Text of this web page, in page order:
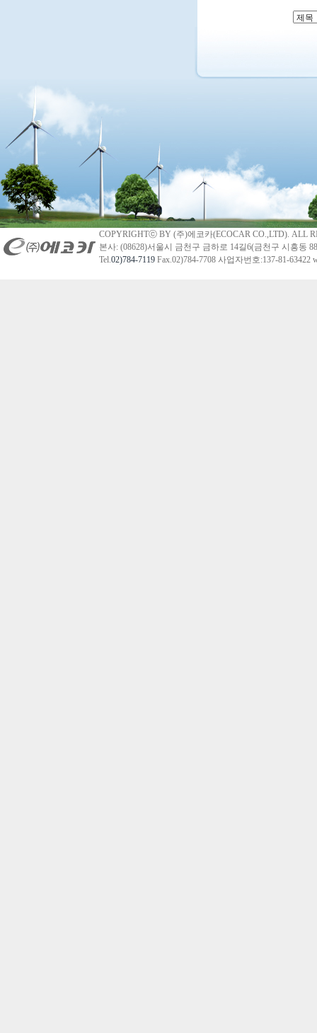
COPYRIGHTⓒ BY (주)에코카(ECOCAR CO.,LTD). ALL
본사: (08628)서울시 금천구 금하로 14길6(금천구 시흥동
Tel.02)784-7119 Fax.02)784-7708 사업자번호:137-81-63422